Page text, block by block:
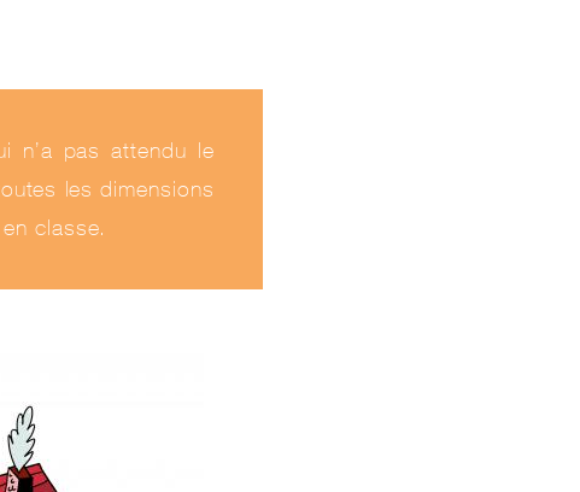
n’a pas attendu le
les dimensions
classe.